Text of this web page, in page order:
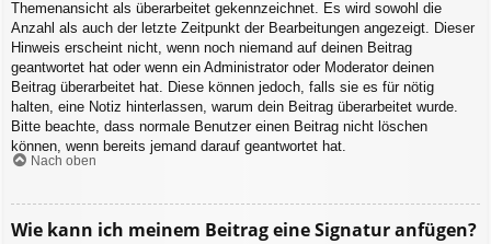
Themenansicht als überarbeitet gekennzeichnet. Es wird sowohl die
Anzahl als auch der letzte Zeitpunkt der Bearbeitungen angezeigt. Dieser
Hinweis erscheint nicht, wenn noch niemand auf deinen Beitrag
geantwortet hat oder wenn ein Administrator oder Moderator deinen
Beitrag überarbeitet hat. Diese können jedoch, falls sie es für nötig
halten, eine Notiz hinterlassen, warum dein Beitrag überarbeitet wurde.
Bitte beachte, dass normale Benutzer einen Beitrag nicht löschen
können, wenn bereits jemand darauf geantwortet hat.
Nach oben
Wie kann ich meinem Beitrag eine Signatur anfügen?